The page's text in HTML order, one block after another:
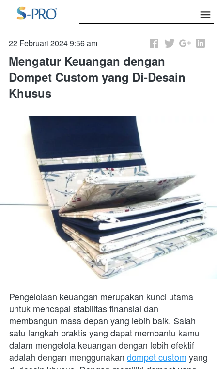
22 Februari 2024 9:56 am
Mengatur Keuangan dengan
Dompet Custom yang Di-Desain
Khusus
Pengelolaan keuangan merupakan kunci utama
untuk mencapai stabilitas finansial dan
membangun masa depan yang lebih baik. Salah
satu langkah praktis yang dapat membantu kamu
dalam mengelola keuangan dengan lebih efektif
adalah dengan menggunakan dompet custom yang